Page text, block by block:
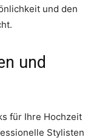
und den
und
für Ihre Hochzeit
Stylisten